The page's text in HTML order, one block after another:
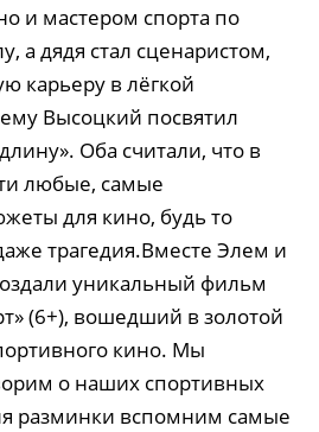
и мастером спорта по
а дядя стал сценаристом,
карьеру в лёгкой
Высоцкий посвятил
Оба считали, что в
любые, самые
для кино, будь то
трагедия.Вместе Элем и
уникальный фильм
(6+), вошедший в золотой
кино. Мы
о наших спортивных
разминки вспомним самые